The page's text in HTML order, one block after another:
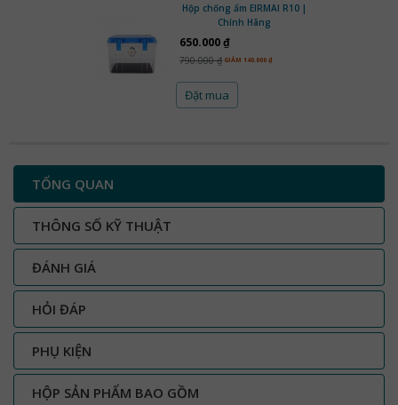
Hộp chống ẩm EIRMAI R10 |
Chính Hãng
650.000 ₫
790.000 ₫ GIẢM 140.000 ₫
Đặt mua
TỔNG QUAN
THÔNG SỐ KỸ THUẬT
ĐÁNH GIÁ
HỎI ĐÁP
PHỤ KIỆN
HỘP SẢN PHẨM BAO GỒM